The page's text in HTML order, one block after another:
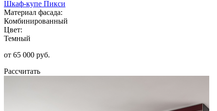
Шкаф-купе Пикси
Материал фасада:
Комбинированный
Цвет:
Темный
от 65 000 руб.
Рассчитать